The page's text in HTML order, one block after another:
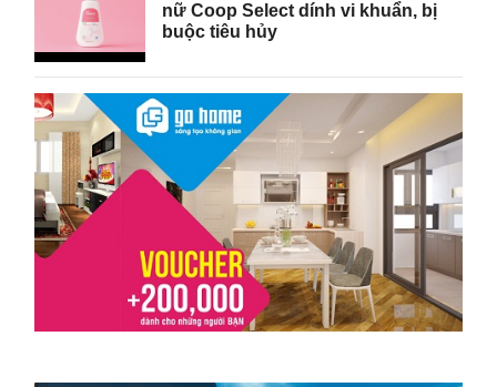
nữ Coop Select dính vi khuẩn, bị
buộc tiêu hủy